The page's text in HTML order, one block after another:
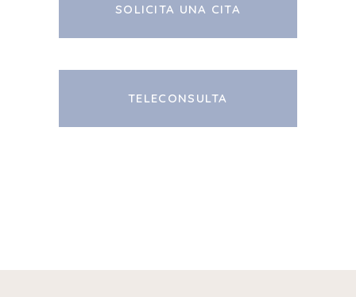
SOLICITA UNA CITA
TELECONSULTA